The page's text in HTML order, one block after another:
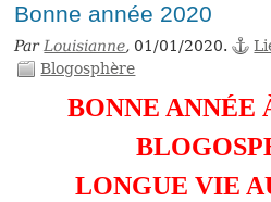
Bonne année 2020
ParLouisianne, 01/01/2020.
Blogosphère
BONNE ANNÉE
LONGUE VIE